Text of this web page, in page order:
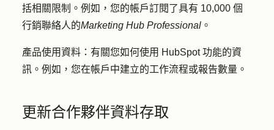
括相關限制。例如，您的帳戶訂閱了具有 10,000 個
行銷聯絡人的Marketing Hub Professional 。
產品使用資料 ：有關您如何使用 HubSpot 功能的資
訊。例如，您在帳戶中建立的工作流程或報告數量。
更新合作夥伴資料存取